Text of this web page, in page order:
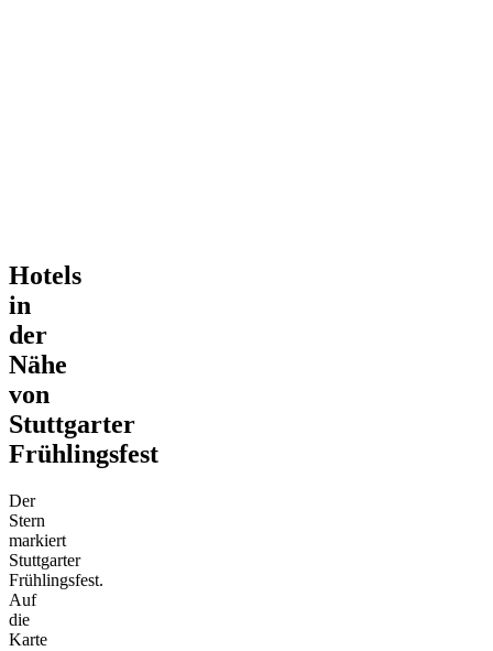
Hotels
in
der
Nähe
von
Stuttgarter
Frühlingsfest
Der
Stern
markiert
Stuttgarter
Frühlingsfest.
Auf
die
Karte